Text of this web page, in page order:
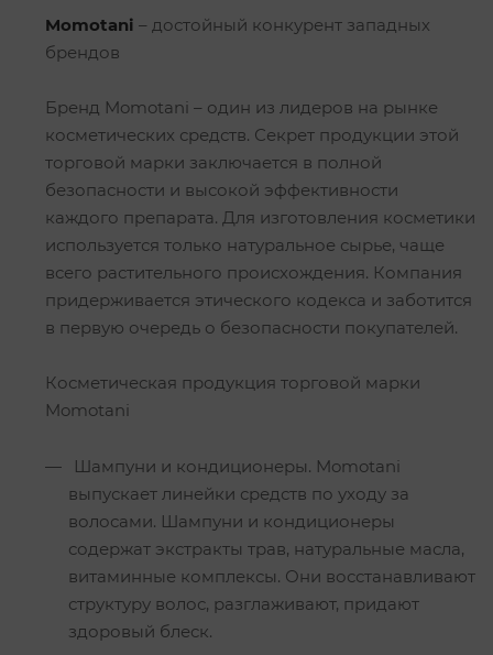
Momotani – достойный конкурент западных
брендов
Бренд Momotani – один из лидеров на рынке
косметических средств. Секрет продукции этой
торговой марки заключается в полной
безопасности и высокой эффективности
каждого препарата. Для изготовления косметики
используется только натуральное сырье, чаще
всего растительного происхождения. Компания
придерживается этического кодекса и заботится
в первую очередь о безопасности покупателей.
Косметическая продукция торговой марки
Momotani
Шампуни и кондиционеры. Momotani
выпускает линейки средств по уходу за
волосами. Шампуни и кондиционеры
содержат экстракты трав, натуральные масла,
витаминные комплексы. Они восстанавливают
структуру волос, разглаживают, придают
здоровый блеск.